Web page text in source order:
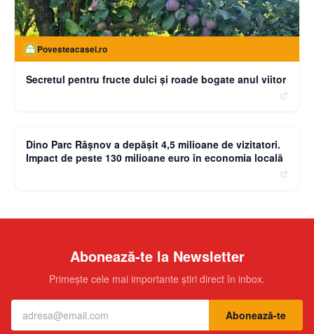
Povesteacasei.ro
Secretul pentru fructe dulci și roade bogate anul viitor
Dino Parc Râșnov a depășit 4,5 milioane de vizitatori.
Impact de peste 130 milioane euro în economia locală
Abonează-te la Newsletter
Primește cele mai importante știri direct în inbox.
Abonează-te